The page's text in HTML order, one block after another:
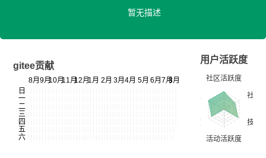
暂无描述
gitee贡献
用户活跃度